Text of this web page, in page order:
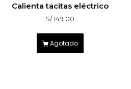
Calienta tacitas eléctrico
S/149.00
Agotado